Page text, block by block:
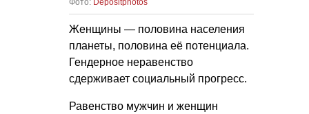
Фото: Depositphotos
Женщины — половина населения
планеты, половина её потенциала.
Гендерное неравенство
сдерживает социальный прогресс.
Равенство мужчин и женщин